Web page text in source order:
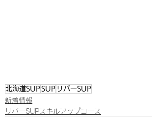
北海道SUPSUP リバーSUP
新着情報
リバーSUPスキルアップコース